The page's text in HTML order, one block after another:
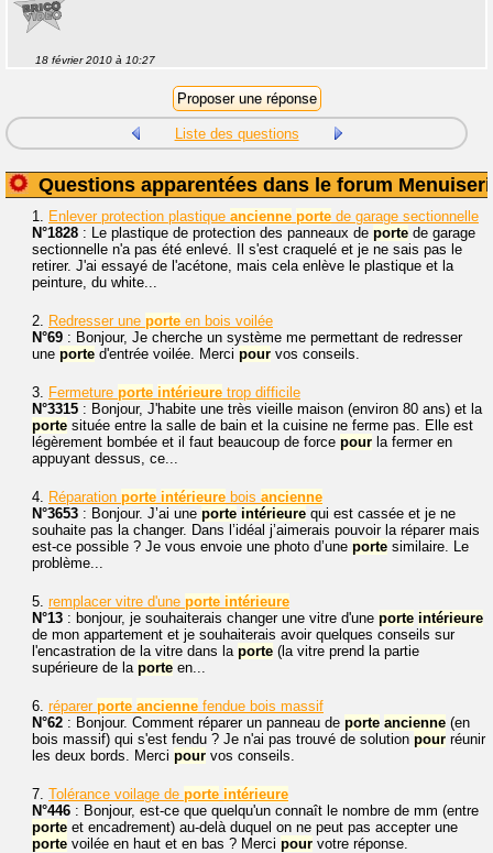
18 février 2010 à 10:27
Liste des questions
Questions apparentées dans le forum
1. Enlever protection plastique ancienne porte de garage sectionnelle
N°1828 : Le plastique de protection des panneaux de porte de garage
sectionnelle n'a pas été enlevé. Il s'est craquelé et je ne sais pas le
retirer. J'ai essayé de l'acétone, mais cela enlève le plastique et la
peinture, du white...
2. Redresser une porte en bois voilée
N°69 : Bonjour, Je cherche un système me permettant de redresser
une porte d'entrée voilée. Merci pour vos conseils.
3. Fermeture porte intérieure trop difficile
N°3315 : Bonjour, J'habite une très vieille maison (environ 80 ans) et la
porte située entre la salle de bain et la cuisine ne ferme pas. Elle est
légèrement bombée et il faut beaucoup de force pour la fermer en
appuyant dessus, ce...
4. Réparation porte intérieure bois ancienne
N°3653 : Bonjour. J’ai une porte intérieure qui est cassée et je ne
souhaite pas la changer. Dans l’idéal j’aimerais pouvoir la réparer mais
est-ce possible ? Je vous envoie une photo d’une porte similaire. Le
problème...
5. remplacer vitre d'une porte intérieure
N°13 : bonjour, je souhaiterais changer une vitre d'une porte intérieure
de mon appartement et je souhaiterais avoir quelques conseils sur
l'encastration de la vitre dans la porte (la vitre prend la partie
supérieure de la porte en...
6. réparer porte ancienne fendue bois massif
N°62 : Bonjour. Comment réparer un panneau de porte ancienne (en
bois massif) qui s'est fendu ? Je n'ai pas trouvé de solution pour réunir
les deux bords. Merci pour vos conseils.
7. Tolérance voilage de porte intérieure
N°446 : Bonjour, est-ce que quelqu'un connaît le nombre de mm (entre
porte et encadrement) au-delà duquel on ne peut pas accepter une
porte voilée en haut et en bas ? Merci pour votre réponse.